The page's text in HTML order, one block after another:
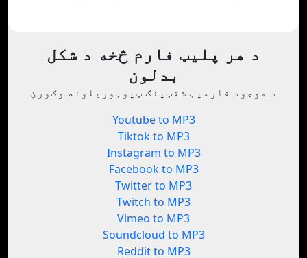
د هر پلیټ فارم څخه د شکل
بدلون
د موجود فارمیټ شفټینګ ټیوټوریلونه وګورئ
Youtube to MP3
Tiktok to MP3
Instagram to MP3
Facebook to MP3
Twitter to MP3
Twitch to MP3
Vimeo to MP3
Soundcloud to MP3
Reddit to MP3